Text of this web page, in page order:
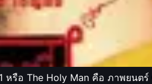
รือ The Holy Man คือ ภาพยนต